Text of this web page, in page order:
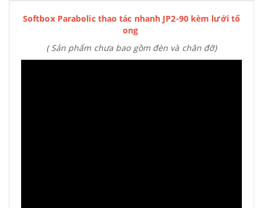
Softbox Parabolic thao tác nhanh JP2-90 kèm lưới tổ
ong
( Sản phẩm chưa bao gồm đèn và chân đỡ)